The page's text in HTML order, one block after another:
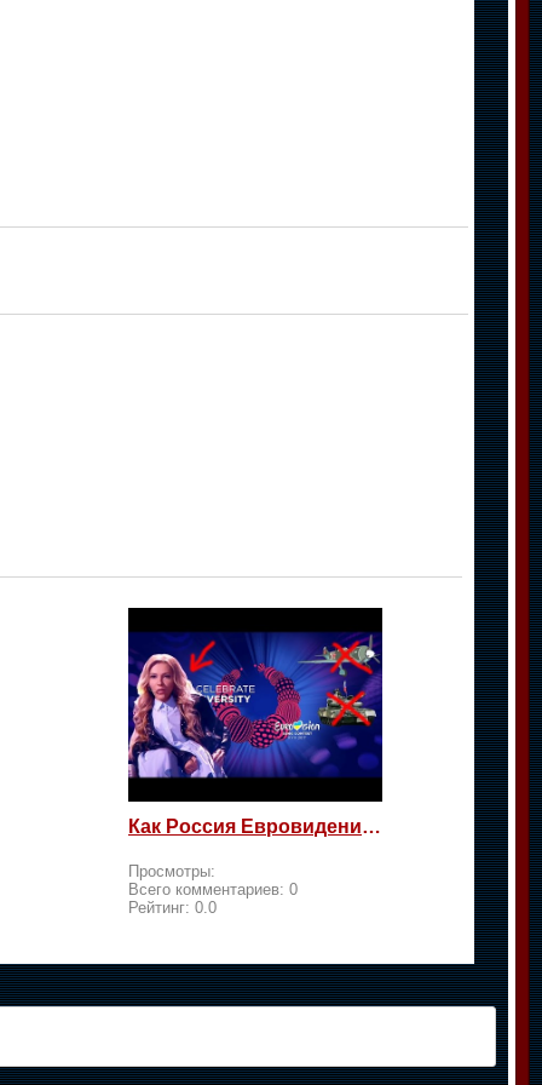
Как Россия Евровидение на жалость берет
Просмотры:
Всего комментариев: 0
Рейтинг: 0.0